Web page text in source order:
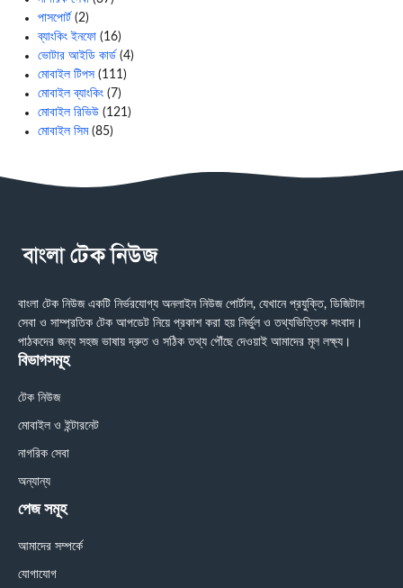
পাসপোর্ট (2)
ব্যাংকিং ইনফো (16)
ভোটার আইডি কার্ড (4)
মোবাইল টিপস (111)
মোবাইল ব্যাংকিং (7)
মোবাইল রিভিউ (121)
মোবাইল সিম(85)
বাংলা টেক নিউজ একটি নির্ভরযোগ্য অনলাইন নিউজ পোর্টাল, যেখানে প্রযুক্তি, ডিজিটাল
সেবা ও সাম্প্রতিক টেক আপডেট নিয়ে প্রকাশ করা হয় নির্ভুল ও তথ্যভিত্তিক সংবাদ।
পাঠকদের জন্য সহজ ভাষায় দ্রুত ও সঠিক তথ্য পৌঁছে দেওয়াই আমাদের মূল লক্ষ্য।
বিভাগসমূহ
টেক নিউজ
মোবাইল ও ইন্টারনেট
নাগরিক সেবা
অন্যান্য
পেজ সমূহ
আমাদের সম্পর্কে
যোগাযোগ